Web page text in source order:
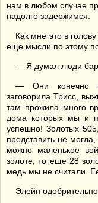
нам в любом случае
надолго задержимся.
Как мне это в
еще мысли по этому
— Я думал люди
— Они конечно
заговорила Трисс,
там прожила много
дома которых мы и
успешно! Золотых
представить не
можно маленькое
золоте, то еще 28
медь мы не считали.
Элейн